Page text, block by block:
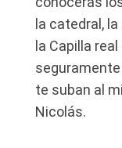
la catedral,
la Capilla
seguramente
te suban al
Nicolás.